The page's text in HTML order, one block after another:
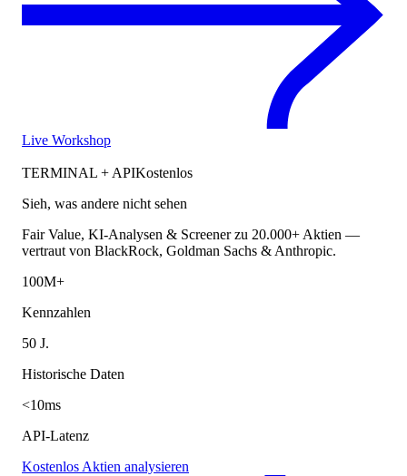
Live Workshop
TERMINAL + APIKostenlos
Sieh, was andere nicht sehen
Fair Value, KI-Analysen & Screener zu 20.000+ Aktien —
vertraut von BlackRock, Goldman Sachs & Anthropic.
100M+
Kennzahlen
50 J.
Historische Daten
<10ms
API-Latenz
Kostenlos Aktien analysieren